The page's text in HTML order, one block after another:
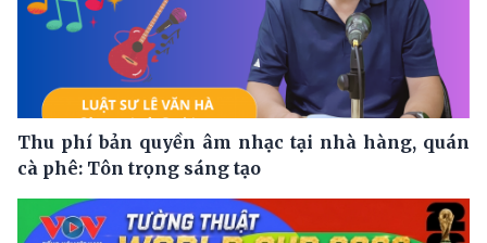
Thu phí bản quyền âm nhạc tại nhà hàng, quán
cà phê: Tôn trọng sáng tạo